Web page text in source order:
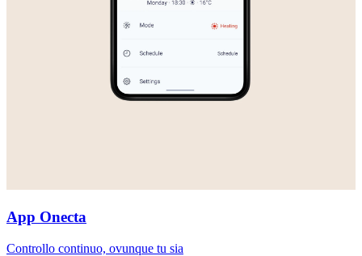
App Onecta
Controllo continuo, ovunque tu sia